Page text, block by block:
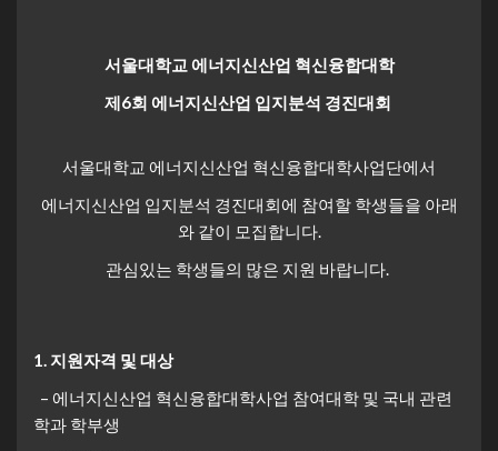
서울대학교 에너지신산업 혁신융합대학
제6회 에너지신산업 입지분석 경진대회
서울대학교 에너지신산업 혁신융합대학사업단에서
에너지신산업 입지분석 경진대회에 참여할 학생들을 아래
와 같이 모집합니다.
관심있는 학생들의 많은 지원 바랍니다.
1. 지원자격 및 대상
– 에너지신산업 혁신융합대학사업 참여대학 및 국내 관련
학과 학부생